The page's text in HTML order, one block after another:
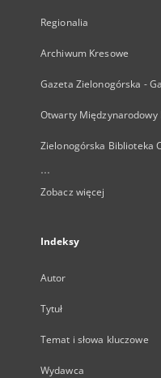
Regionalia
Archiwum Kresowe
Gazeta Zielonogórska -
Otwarty Międzynarodowy
Zielonogórska Biblioteka
...
Zobacz więcej
Indeksy
Autor
Tytuł
Temat i słowa kluczowe
Wydawca